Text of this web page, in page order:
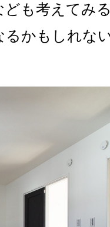
ども考えてみ
るかもしれな